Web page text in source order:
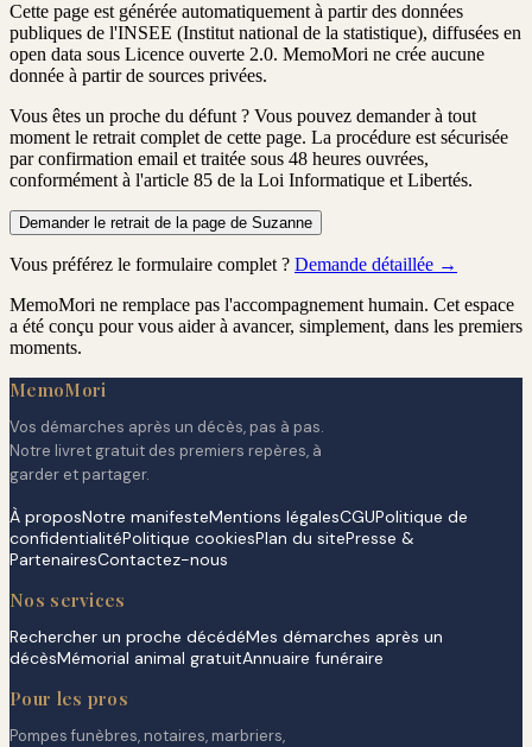
Cette page est générée automatiquement à partir des données
publiques de l'INSEE (Institut national de la statistique), diffusées en
open data sous Licence ouverte 2.0. MemoMori ne crée aucune
donnée à partir de sources privées.
Vous êtes un proche du défunt ? Vous pouvez demander à tout
moment le retrait complet de cette page. La procédure est sécurisée
par confirmation email et traitée sous 48 heures ouvrées,
conformément à l'article 85 de la Loi Informatique et Libertés.
Demander le retrait de la page de Suzanne
Vous préférez le formulaire complet ? Demande détaillée →
MemoMori ne remplace pas l'accompagnement humain. Cet espace
a été conçu pour vous aider à avancer, simplement, dans les premiers
moments.
MemoMori
Vos démarches après un décès, pas à pas.
Notre livret gratuit des premiers repères, à
garder et partager.
À proposNotre manifesteMentions légalesCGUPolitique de
confidentialitéPolitique cookiesPlan du sitePresse &
PartenairesContactez-nous
Nos services
Rechercher un proche décédéMes démarches après un
décèsMémorial animal gratuitAnnuaire funéraire
Pour les pros
Pompes funèbres, notaires, marbriers,